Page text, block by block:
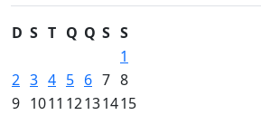
D S T Q Q S S
1
2 3 4 5 6 7 8
9 1011 12131415